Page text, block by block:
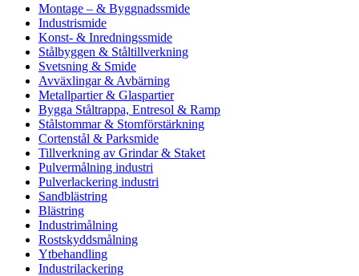
Montage – & Byggnadssmide
Industrismide
Konst- & Inredningssmide
Stålbyggen & Ståltillverkning
Svetsning & Smide
Avväxlingar & Avbärning
Metallpartier & Glaspartier
Bygga Ståltrappa, Entresol & Ramp
Stålstommar & Stomförstärkning
Cortenstål & Parksmide
Tillverkning av Grindar & Staket
Pulvermålning industri
Pulverlackering industri
Sandblästring
Blästring
Industrimålning
Rostskyddsmålning
Ytbehandling
Industrilackering